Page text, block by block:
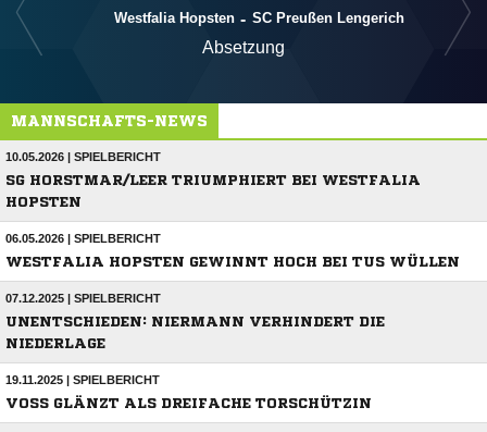
Westfalia Hopsten - SC Preußen Lengerich
Absetzung
MANNSCHAFTS-NEWS
10.05.2026 | SPIELBERICHT
SG HORSTMAR/LEER TRIUMPHIERT BEI WESTFALIA
HOPSTEN
06.05.2026 | SPIELBERICHT
WESTFALIA HOPSTEN GEWINNT HOCH BEI TUS WÜLLEN
07.12.2025 | SPIELBERICHT
UNENTSCHIEDEN: NIERMANN VERHINDERT DIE
NIEDERLAGE
19.11.2025 | SPIELBERICHT
VOSS GLÄNZT ALS DREIFACHE TORSCHÜTZIN